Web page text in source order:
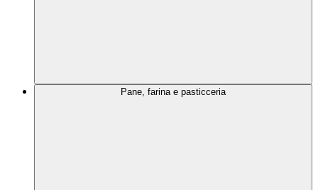
Pane, farina e pasticceria